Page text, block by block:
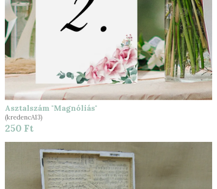
Asztalszám "Magnóliás"
(kredencA13)
250 Ft